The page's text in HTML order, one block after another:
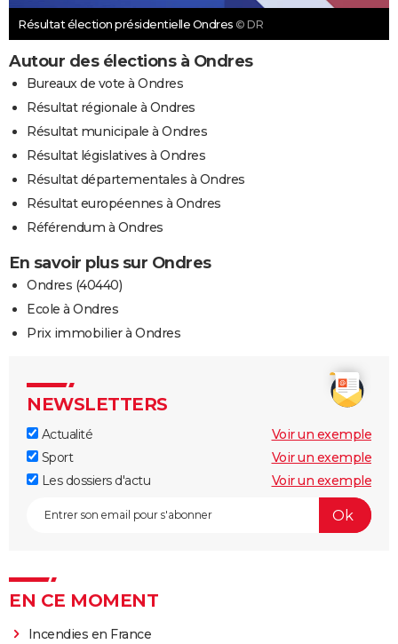
Résultat élection présidentielle Ondres © DR
Autour des élections à Ondres
Bureaux de vote à Ondres
Résultat régionale à Ondres
Résultat municipale à Ondres
Résultat législatives à Ondres
Résultat départementales à Ondres
Résultat européennes à Ondres
Référendum à Ondres
En savoir plus sur Ondres
Ondres (40440)
Ecole à Ondres
Prix immobilier à Ondres
NEWSLETTERS
Actualité
Voir un exemple
Sport
Voir un exemple
Les dossiers d'actu
Voir un exemple
EN CE MOMENT
Incendies en France